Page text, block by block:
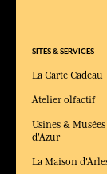
SITES & SERVICES
La Carte Cadeau
Atelier olfactif
Usines &
d'Azur
La Maison